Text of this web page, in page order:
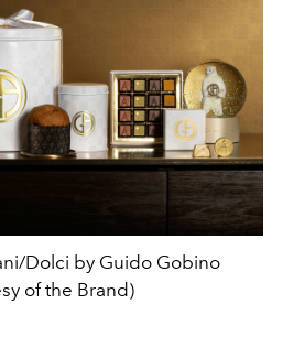
Dolci by Guido Gobino
of the Brand)